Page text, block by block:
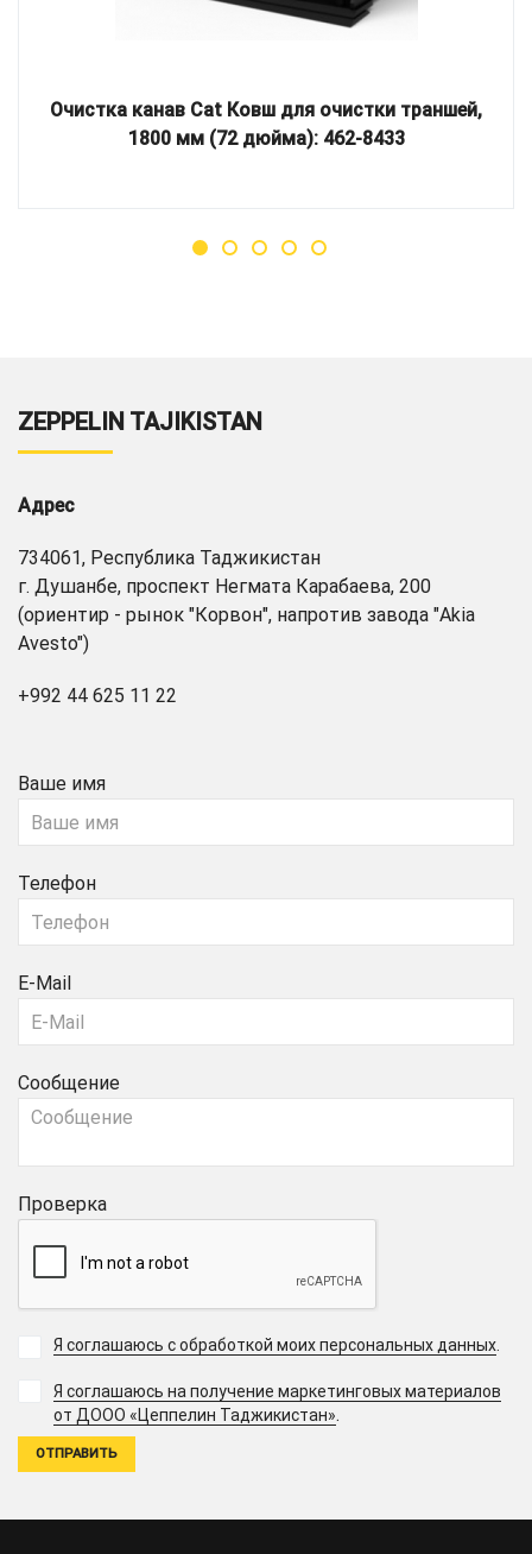
Очистка канав Cat Ковш для очистки траншей,
1800 мм (72 дюйма): 462-8433
ZEPPELIN TAJIKISTAN
Адрес
734061, Республика Таджикистан
г. Душанбе, проспект Негмата Карабаева, 200
(ориентир - рынок "Корвон", напротив завода "Akia
Avesto")
+992 44 625 11 22
Ваше имя
Телефон
E-Mail
Сообщение
Проверка
Я соглашаюсь с обработкой моих персональных данных.
Я соглашаюсь на получение маркетинговых материалов
от ДООО «Цеппелин Таджикистан».